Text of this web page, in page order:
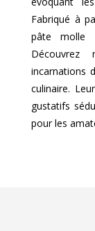
Fabriqué à
pâte molle
incarnations
culinaire.
gustatifs
pour les